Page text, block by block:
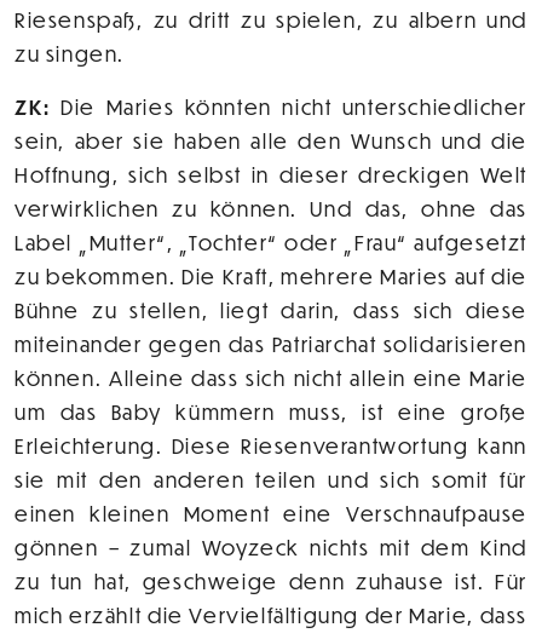
Riesenspaß, zu dritt zu spielen, zu albern und
zu singen.
ZK: Die Maries könnten nicht unterschiedlicher
sein, aber sie haben alle den Wunsch und die
Hoffnung, sich selbst in dieser dreckigen Welt
verwirklichen zu können. Und das, ohne das
Label „Mutter“, „Tochter“ oder „Frau“ aufgesetzt
zu bekommen. Die Kraft, mehrere Maries auf die
Bühne zu stellen, liegt darin, dass sich diese
miteinander gegen das Patriarchat solidarisieren
können. Alleine dass sich nicht allein eine Marie
um das Baby kümmern muss, ist eine große
Erleichterung. Diese Riesenverantwortung kann
sie mit den anderen teilen und sich somit für
einen kleinen Moment eine Verschnaufpause
gönnen – zumal Woyzeck nichts mit dem Kind
zu tun hat, geschweige denn zuhause ist. Für
mich erzählt die Vervielfältigung der Marie, dass